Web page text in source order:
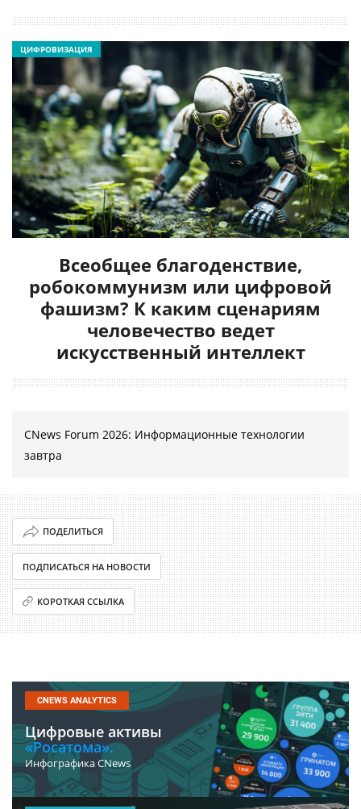
Всеобщее благоденствие,
робокоммунизм или цифровой
фашизм? К каким сценариям
человечество ведет
искусственный интеллект
ЦИФРОВИЗАЦИЯ
CNews Forum 2026: Информационные технологии
завтра
ПОДЕЛИТЬСЯ
ПОДПИСАТЬСЯ НА НОВОСТИ
КОРОТКАЯ ССЫЛКА
CNEWS ANALYTICS
Цифровые активы
«Росатома».
Инфографика CNews